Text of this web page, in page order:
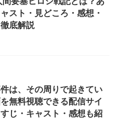
スト・見どころ・感想・
底解説
は、その周りで起きてい
無料視聴できる配信サイ
すじ・キャスト・感想も紹